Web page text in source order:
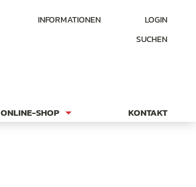
INFORMATIONEN
LOGIN
SUCHEN
ONLINE-SHOP KONTAKT